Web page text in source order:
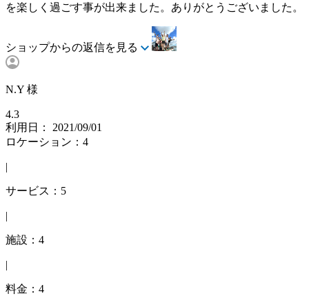
を楽しく過ごす事が出来ました。ありがとうございました。
ショップからの返信を見る
N.Y 様
4.3
利用日： 2021/09/01
ロケーション：4
|
サービス：5
|
施設：4
|
料金：4